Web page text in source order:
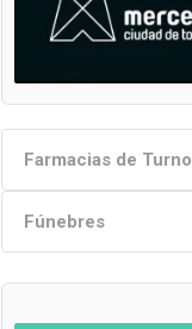
Farmacias de Turno
Fúnebres